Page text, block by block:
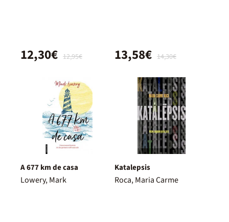
12,95€
12,30€ 14,30€
13,58€
A 677 km de casa
Lowery, Mark
Katalepsis
Roca, Maria Carme